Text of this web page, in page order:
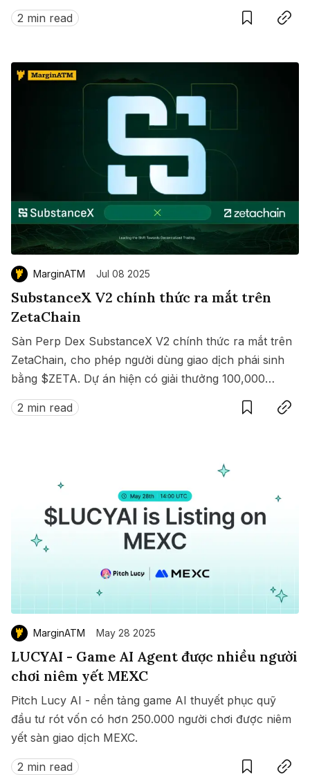
này?
2 min read
MarginATM Jul 08 2025
SubstanceX V2 chính thức ra mắt trên
ZetaChain
Sàn Perp Dex SubstanceX V2 chính thức ra mắt trên
ZetaChain, cho phép người dùng giao dịch phái sinh
bằng $ZETA. Dự án hiện có giải thưởng 100,000
$ZETA diễn ra từ 8 đến 15/07/2025.
2 min read
SaveCopy link
MarginATM May 28 2025
LUCYAI - Game AI Agent được nhiều người
chơi niêm yết MEXC
Pitch Lucy AI - nền tảng game AI thuyết phục quỹ
đầu tư rót vốn có hơn 250.000 người chơi được niêm
yết sàn giao dịch MEXC.
2 min read